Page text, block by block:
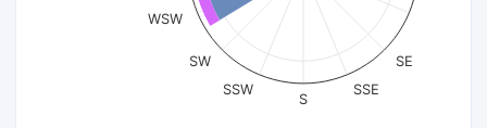
SE
SSE
S
SSW
SW
WSW